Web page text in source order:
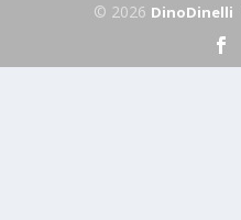
© 2026 DinoDinelli